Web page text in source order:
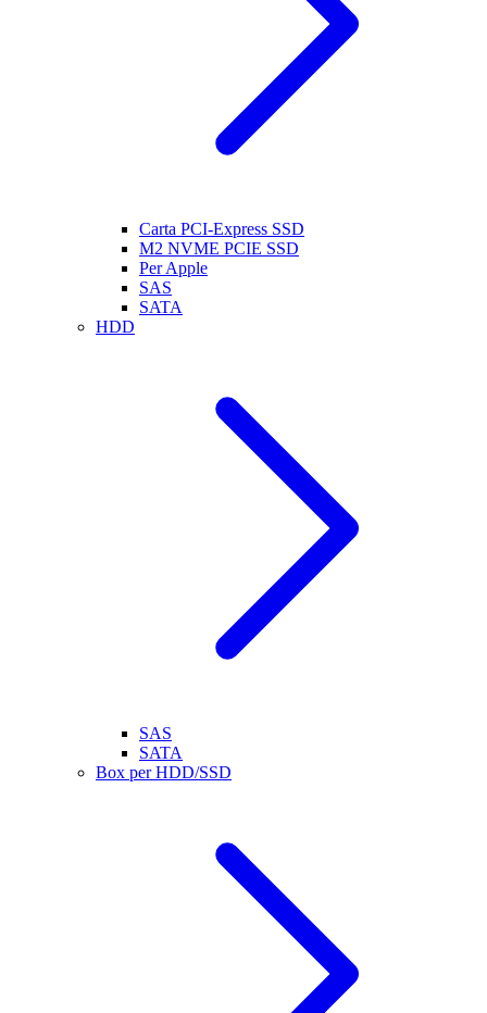
Carta PCI-Express SSD
M2 NVME PCIE SSD
Per Apple
SAS
SATA
HDD
SAS
SATA
Box per HDD/SSD